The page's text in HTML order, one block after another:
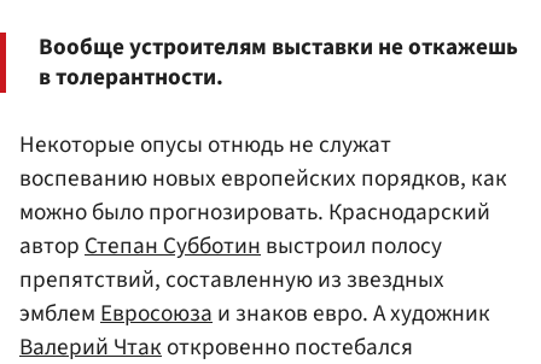
Вообще устроителям выставки не откажешь
в толерантности.
Некоторые опусы отнюдь не служат
воспеванию новых европейских порядков, как
можно было прогнозировать. Краснодарский
авторСтепан Субботинвыстроил полосу
препятствий, составленную из звездных
эмблемЕвросоюзаи знаков евро. А художник
Валерий Чтакоткровенно постебался